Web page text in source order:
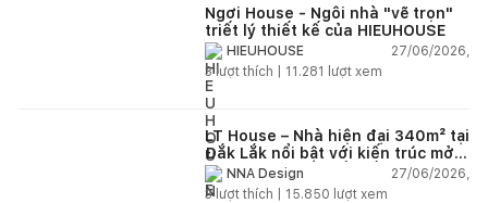
Ngơi House - Ngôi nhà "vẽ trọn"
triết lý thiết kế của HIEUHOUSE
HIEUHOUSE
27/06/2026,
3lượt thích | 11.281 lượt xem
LT House – Nhà hiện đại 340m² tại
Đắk Lắk nổi bật với kiến trúc mở
và hệ sân vườn kết nối thiên
nhiên
NNA Design
27/06/2026,
3lượt thích | 15.850 lượt xem